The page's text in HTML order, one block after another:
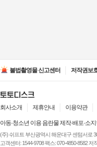
불법촬영물 신고센터 저작권보
회사소개 제휴안내 이용약관
아동·청소년 이용 음란물 제작·배포·소
(주) 쉬프트 부산광역시 해운대구 센텀서로
고객센터: 1544-9708 팩스: 070-4850-8582